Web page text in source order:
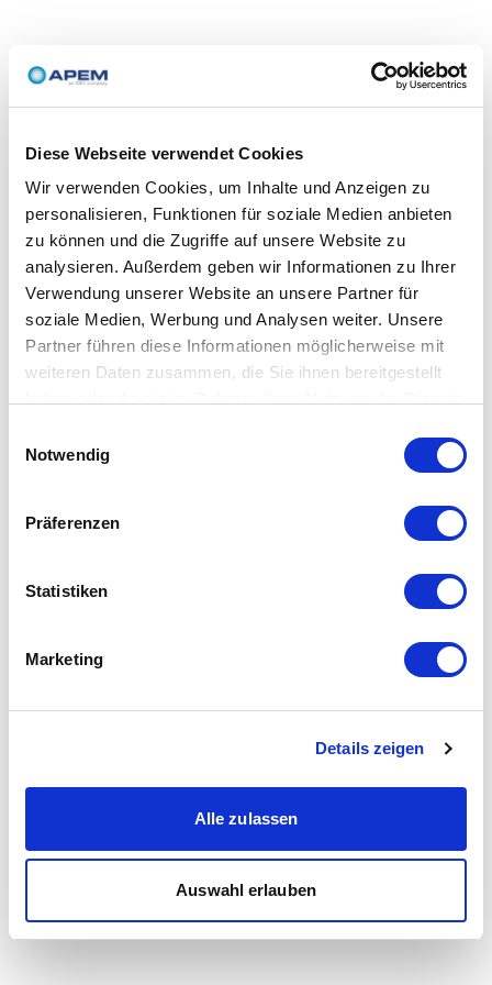
Diese Webseite verwendet Cookies
Wir verwenden Cookies, um Inhalte und Anzeigen zu
personalisieren, Funktionen für soziale Medien anbieten
zu können und die Zugriffe auf unsere Website zu
analysieren. Außerdem geben wir Informationen zu Ihrer
Verwendung unserer Website an unsere Partner für
soziale Medien, Werbung und Analysen weiter. Unsere
Partner führen diese Informationen möglicherweise mit
weiteren Daten zusammen, die Sie ihnen bereitgestellt
Notwendig
Präferenzen
Statistiken
Marketing
Details zeigen
Alle zulassen
Auswahl erlauben